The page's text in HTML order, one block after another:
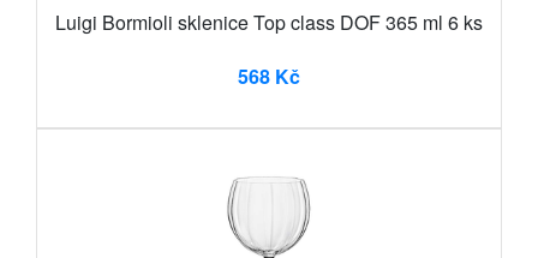
Luigi Bormioli sklenice Top class DOF 365 ml 6 ks
568 Kč